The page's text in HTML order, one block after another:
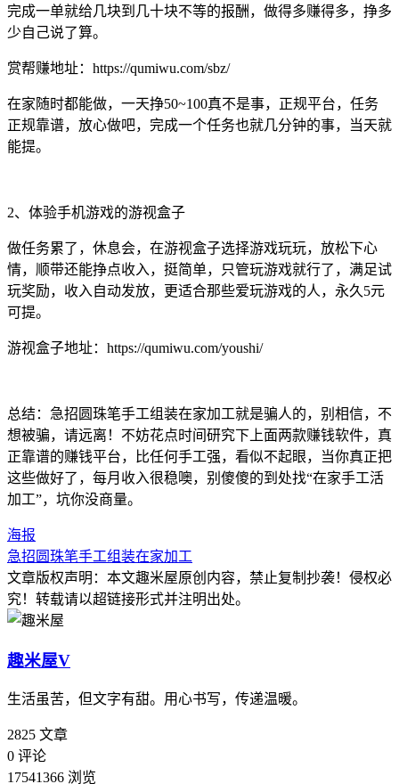
完成一单就给几块到几十块不等的报酬，做得多赚得多，挣多
少自己说了算。
赏帮赚地址：https://qumiwu.com/sbz/
在家随时都能做，一天挣50~100真不是事，正规平台，任务
正规靠谱，放心做吧，完成一个任务也就几分钟的事，当天就
能提。
2、体验手机游戏的游视盒子
做任务累了，休息会，在游视盒子选择游戏玩玩，放松下心
情，顺带还能挣点收入，挺简单，只管玩游戏就行了，满足试
玩奖励，收入自动发放，更适合那些爱玩游戏的人，永久5元
可提。
游视盒子地址：https://qumiwu.com/youshi/
总结：急招圆珠笔手工组装在家加工就是骗人的，别相信，不
想被骗，请远离！不妨花点时间研究下上面两款赚钱软件，真
正靠谱的赚钱平台，比任何手工强，看似不起眼，当你真正把
这些做好了，每月收入很稳噢，别傻傻的到处找“在家手工活
加工”，坑你没商量。
海报
急招圆珠笔手工组装在家加工
文章版权声明：本文趣米屋原创内容，禁止复制抄袭！侵权必
究！转载请以超链接形式并注明出处。
趣米屋V
生活虽苦，但文字有甜。用心书写，传递温暖。
2825 文章
0 评论
17541366 浏览